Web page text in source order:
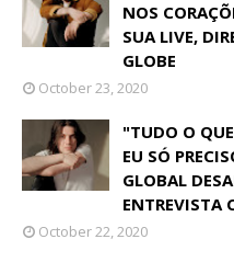
NOS
SUA LIVE,
GLOBE
October 23, 2020
"TUDO O
EU SÓ
GLOBAL
ENTREVISTA
October 22, 2020